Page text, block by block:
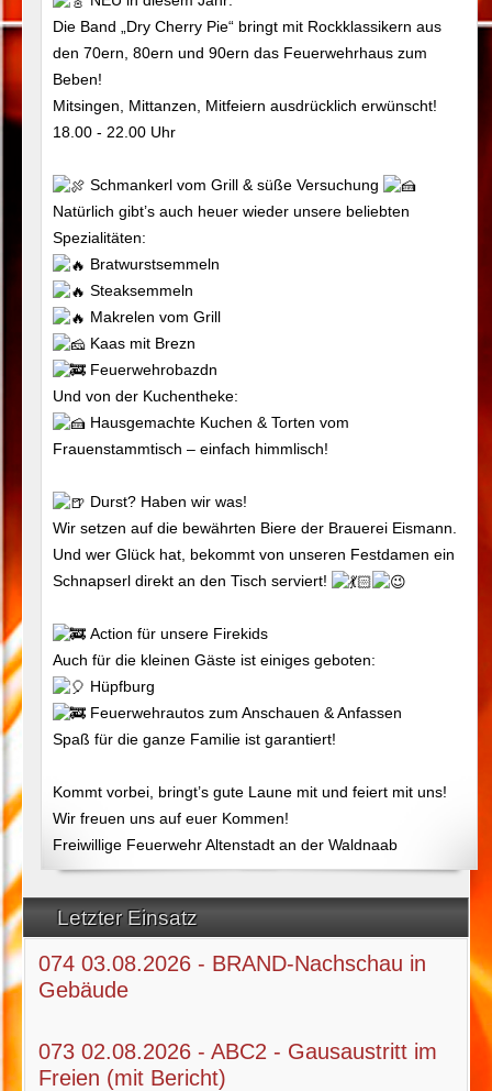
Letzter Einsatz
074 03.08.2026 - BRAND-Nachschau in
Gebäude
073 02.08.2026 - ABC2 - Gausaustritt im
Freien (mit Bericht)
Die Band „Dry Cherry Pie“ bringt mit Rockklassikern aus
den 70ern, 80ern und 90ern das Feuerwehrhaus zum
Beben!
Mitsingen, Mittanzen, Mitfeiern ausdrücklich erwünscht!
18.00 - 22.00 Uhr
Schmankerl vom Grill & süße Versuchung
Natürlich gibt’s auch heuer wieder unsere beliebten
Spezialitäten:
Bratwurstsemmeln
Steaksemmeln
Makrelen vom Grill
Kaas mit Brezn
Feuerwehrobazdn
Und von der Kuchentheke:
Hausgemachte Kuchen & Torten vom
Frauenstammtisch – einfach himmlisch!
Durst? Haben wir was!
Wir setzen auf die bewährten Biere der Brauerei Eismann.
Und wer Glück hat, bekommt von unseren Festdamen ein
Schnapserl direkt an den Tisch serviert!
Action für unsere Firekids
Auch für die kleinen Gäste ist einiges geboten:
Hüpfburg
Feuerwehrautos zum Anschauen & Anfassen
Spaß für die ganze Familie ist garantiert!
Kommt vorbei, bringt’s gute Laune mit und feiert mit uns!
Wir freuen uns auf euer Kommen!
Freiwillige Feuerwehr Altenstadt an der Waldnaab